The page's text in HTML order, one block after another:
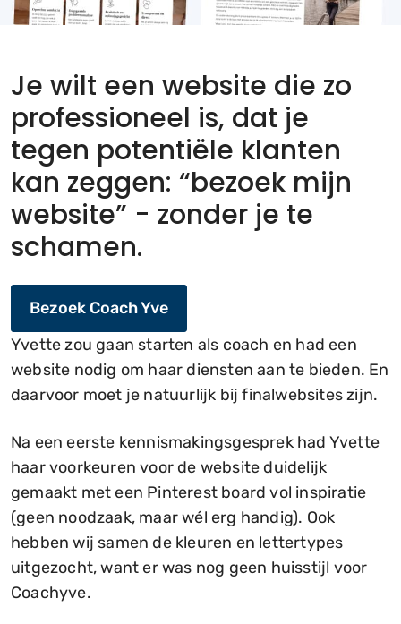
Je wilt een website die zo
professioneel is, dat je
tegen potentiële klanten
kan zeggen: “bezoek mijn
website” - zonder je te
schamen.
Bezoek Coach Yve
Yvette zou gaan starten als coach en had een
website nodig om haar diensten aan te bieden. En
daarvoor moet je natuurlijk bij finalwebsites zijn.
Na een eerste kennismakingsgesprek had Yvette
haar voorkeuren voor de website duidelijk
gemaakt met een Pinterest board vol inspiratie
(geen noodzaak, maar wél erg handig). Ook
hebben wij samen de kleuren en lettertypes
uitgezocht, want er was nog geen huisstijl voor
Coachyve.